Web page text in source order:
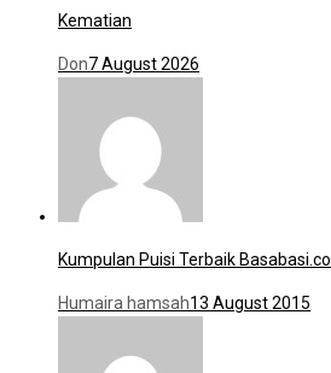
Kematian
Don7 August 2026
Kumpulan Puisi Terbaik Basabasi.co
Humaira hamsah13 August 2015